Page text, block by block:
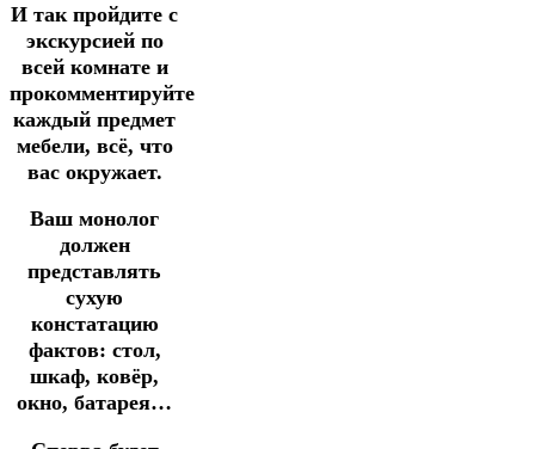
И так пройдите с
экскурсией по
всей комнате и
прокомментируйте
каждый предмет
мебели, всё, что
вас окружает.
Ваш монолог
должен
представлять
сухую
констатацию
фактов: стол,
шкаф, ковёр,
окно, батарея…